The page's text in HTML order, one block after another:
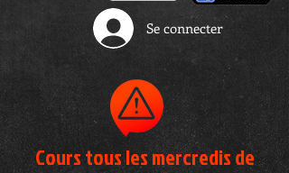
Se connecter
Cours tous les mercredis de